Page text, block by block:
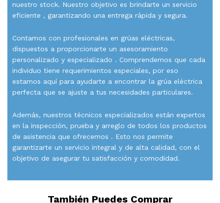
nuestro stock. Nuestro objetivo es brindarte un servicio
eficiente , garantizando una entrega rápida y segura.
Contamos con profesionales en grúas eléctricas,
dispuestos a proporcionarte un asesoramiento
personalizado y especializado . Comprendemos que cada
individuo tiene requerimientos especiales, por eso
estamos aquí para ayudarte a encontrar la grúa eléctrica
perfecta que se ajuste a tus necesidades particulares.
Además, nuestros técnicos especializados están expertos
en la inspección, prueba y arreglo de todos los productos
de asistencia que ofrecemos . Esto nos permite
garantizarte un servicio integral y de alta calidad, con el
objetivo de asegurar tu satisfacción y comodidad.
También Puedes Comprar